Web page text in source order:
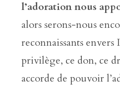
l’adoration nous
alors serons-nous
reconnaissants
privilège, ce don, ce
accorde de pouvoir